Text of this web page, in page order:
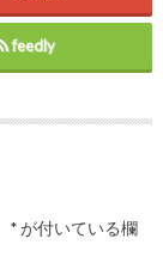
feedly
*が付いている欄